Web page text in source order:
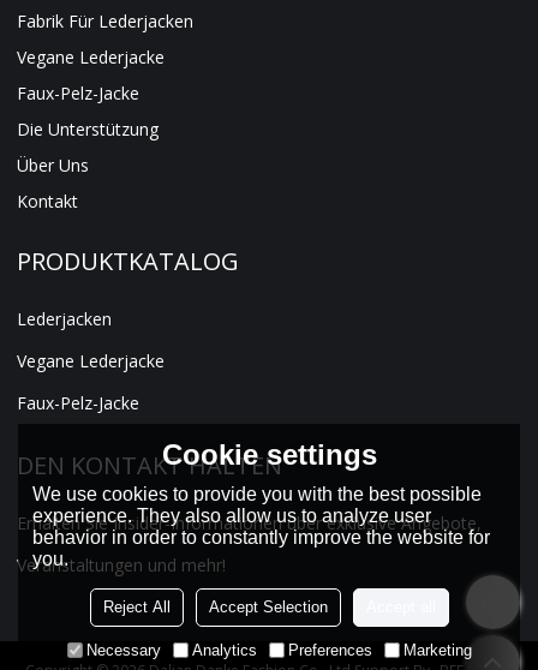
Fabrik Für Lederjacken
Vegane Lederjacke
Faux-Pelz-Jacke
Die Unterstützung
Über Uns
Kontakt
PRODUKTKATALOG
Lederjacken
Vegane Lederjacke
Faux-Pelz-Jacke
DEN KONTAKT HALTEN
Erhalten Sie Insider-Informationen über exklusive Angebote,
Veranstaltungen und mehr!
Cookie settings
We use cookies to provide you with the best possible
experience. They also allow us to analyze user
behavior in order to constantly improve the website for
you.
Reject All Accept Selection
Necessary Analytics Preferences Marketing